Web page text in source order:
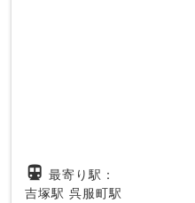
directions_subway 最寄り駅：
吉塚駅 呉服町駅